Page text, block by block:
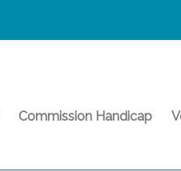
Commission Handicap